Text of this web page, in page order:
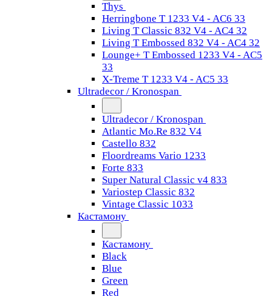
Thys
Herringbone T 1233 V4 - AC6 33
Living T Classic 832 V4 - AC4 32
Living T Embossed 832 V4 - AC4 32
Lounge+ T Embossed 1233 V4 - AC5
33
X-Treme T 1233 V4 - AC5 33
Ultradecor / Kronospan
Ultradecor / Kronospan
Atlantic Mo.Re 832 V4
Castello 832
Floordreams Vario 1233
Forte 833
Super Natural Classic v4 833
Variostep Classic 832
Vintage Classic 1033
Кастамону
Кастамону
Black
Blue
Green
Red